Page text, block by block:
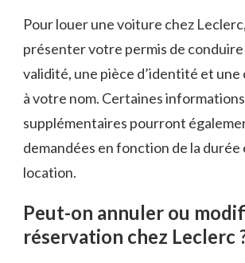
Pour louer une voiture chez
présenter votre permis de conduire
validité, une pièce d’identité et
à votre nom. Certaines informations
supplémentaires pourront
demandées en fonction de la durée
location.
Peut-on annuler ou
réservation chez Leclerc